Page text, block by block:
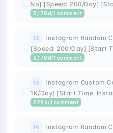
No] [Speed: 200/Day]
3,178 đ/1 comment
12
Instagram Random
[Speed: 200/Day] [Start
3,178 đ/1 comment
13
Instagram Custom
1K/Day] [Start Time:
229 đ/1 comment
14 Instagram Random